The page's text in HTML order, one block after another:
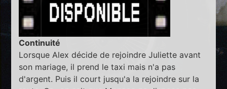
Continuité
Lorsque Alex décide de rejoindre Juliette avant
son mariage, il prend le taxi mais n'a pas
d'argent. Puis il court jusqu'a la rejoindre sur la